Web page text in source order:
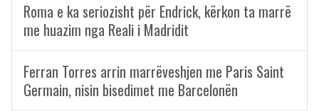
Roma e ka seriozisht për Endrick, kërkon ta marrë
me huazim nga Reali i Madridit
Ferran Torres arrin marrëveshjen me Paris Saint
Germain, nisin bisedimet me Barcelonën